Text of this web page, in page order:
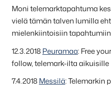
Moni telemarktapahtuma
vielä tämän talven lumilla
mielenkiintoisiin
12.3.2018Peuramaa: Free
follow, telemark-ilta aikuisille
7.4.2018Messilä: Telemarkin